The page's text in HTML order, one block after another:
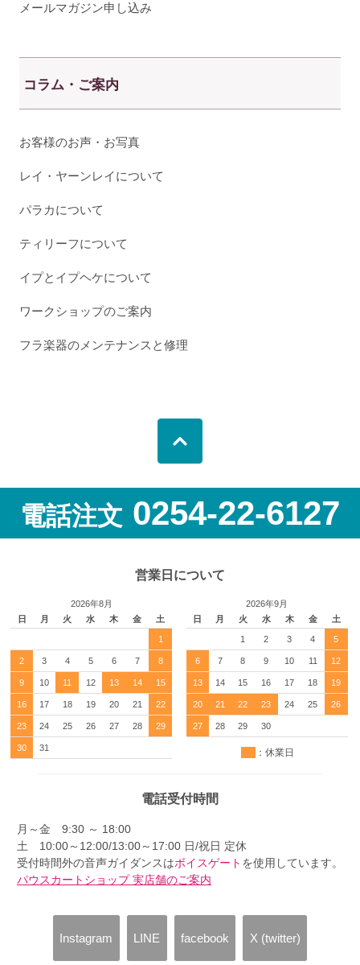
メールマガジン申し込み
コラム・ご案内
お客様のお声・お写真
レイ・ヤーンレイについて
パラカについて
ティリーフについて
イプとイプヘケについて
ワークショップのご案内
フラ楽器のメンテナンスと修理
電話注文 0254-22-6127
営業日について
2026年8月
日
月 火 水 木 金 土
1
2 3 4 5 6 7 8
9 10 11 12 13 14 15
16 17 18 19 20 21 22
23 24 25 26 27 28 29
30 31
2026年9月
日
月 火 水 木 金 土
1 2 3 4 5
6 7 8 9 10 11 12
13 14 15 16 17 18 19
20 21 22 23 24 25 26
27 28 29 30
：休業日
電話受付時間
月～金 9:30 ～ 18:00
土 10:00～12:00/13:00～17:00 日/祝日 定休
受付時間外の音声ガイダンスはボイスゲート を使用しています。
パウスカートショップ 実店舗のご案内
Instagram LINE facebook X (twitter)